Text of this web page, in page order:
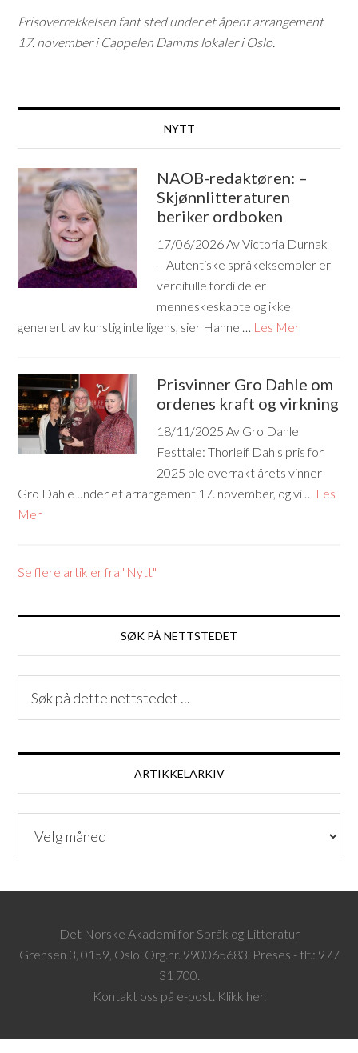
Prisoverrekkelsen fant sted under et åpent arrangement
17. november i Cappelen Damms lokaler i Oslo.
NYTT
NAOB-redaktøren: –
Skjønnlitteraturen
beriker ordboken
17/06/2026Av Victoria Durnak
– Autentiske språkeksempler er
verdifulle fordi de er
menneskeskapte og ikke
generert av kunstig intelligens, sier Hanne … Les Mer
Prisvinner Gro Dahle om
ordenes kraft og virkning
18/11/2025 Av Gro Dahle
Festtale: Thorleif Dahls pris for
2025 ble overrakt årets vinner
Gro Dahle under et arrangement 17. november, og vi … Les
Mer
Se flere artikler fra "Nytt"
SØK PÅ NETTSTEDET
ARTIKKELARKIV
Det Norske Akademi for Språk og Litteratur
Grensen 3, 0159, Oslo. Org.nr. 990065683. Preses - tlf.: 977
31 700.
Kontakt oss på e-post. Klikk her.